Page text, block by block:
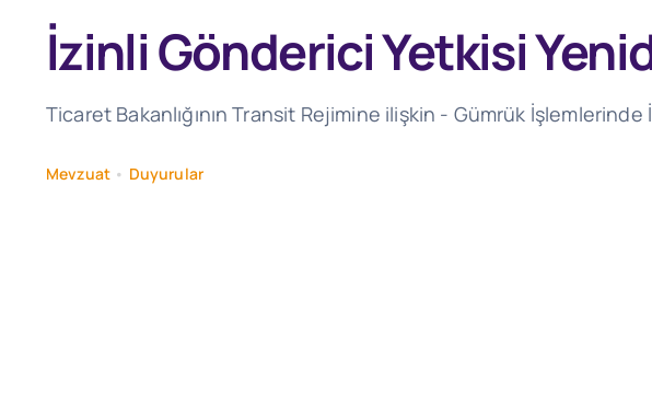
İzinli Gönderici Yetkisi
Ticaret Bakanlığının Transit Rejimine ilişkin - Gümrük
Mevzuat • Duyurular